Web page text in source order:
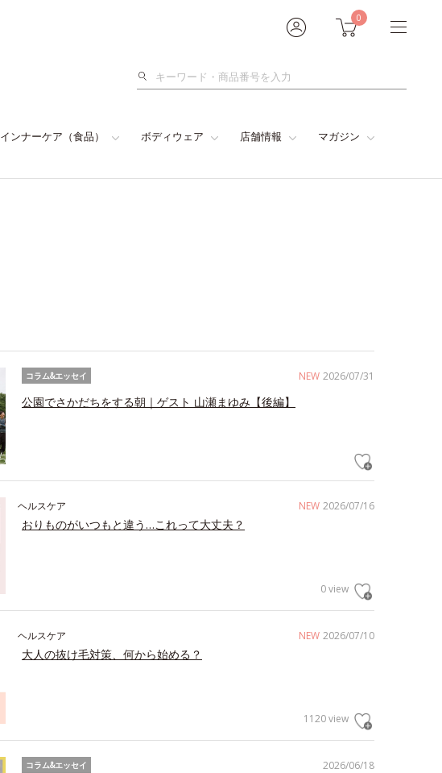
0
検
インナーケア（食品） ボディウェア 店舗情報 マガジン
NEW 2026/07/31
コラム&エッセイ
公園でさかだちをする朝｜ゲスト 山瀬まゆみ【後編】
NEW 2026/07/16
ヘルスケア
おりものがいつもと違う…これって大丈夫？
0 view
NEW 2026/07/10
ヘルスケア
大人の抜け毛対策、何から始める？
1120 view
2026/06/18
コラム&エッセイ